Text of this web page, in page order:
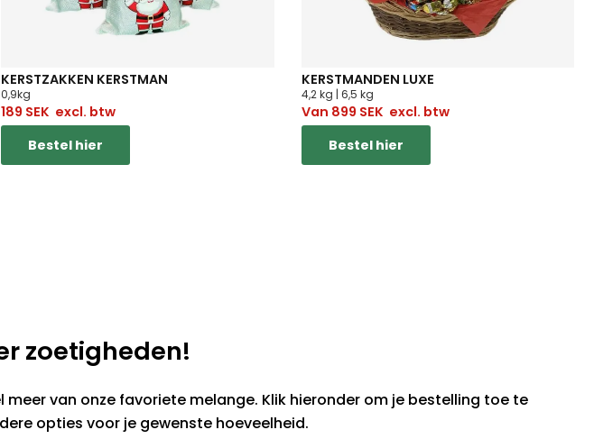
KERSTZAKKEN KERSTMAN
0,9kg
189 SEK excl. btw
Bestel hier
KERSTMANDEN LUXE
4,2 kg | 6,5 kg
Van 899 SEK excl. btw
Bestel hier
zoetigheden!
meer van onze favoriete melange. Klik hieronder om je bestelling toe te
opties voor je gewenste hoeveelheid.